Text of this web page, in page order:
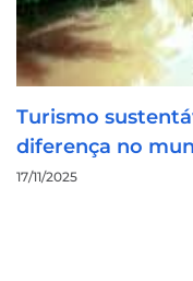
Turismo
diferença no
17/11/2025